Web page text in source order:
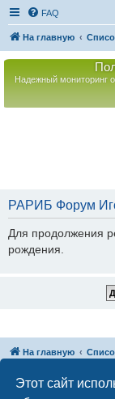
Этот сайт
FAQ
На главную
Надежный мониторинг
РАРИБ Форум
Для продолжения
рождения.
На главную
использование